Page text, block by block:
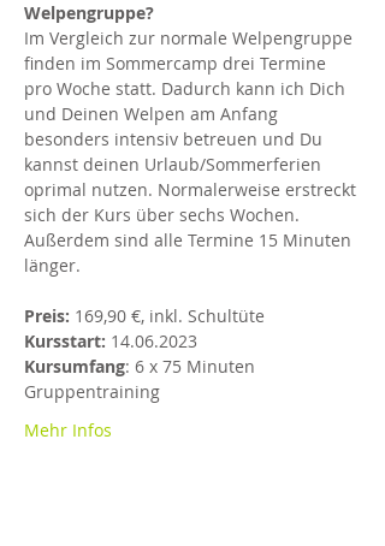
Welpengruppe?
Im Vergleich zur normale Welpengruppe
finden im Sommercamp drei Termine
pro Woche statt. Dadurch kann ich Dich
und Deinen Welpen am Anfang
besonders intensiv betreuen und Du
kannst deinen Urlaub/Sommerferien
oprimal nutzen. Normalerweise erstreckt
sich der Kurs über sechs Wochen.
Außerdem sind alle Termine 15 Minuten
länger.
Preis: 169,90 €, inkl. Schultüte
Kursstart: 14.06.2023
Kursumfang: 6 x 75 Minuten
Gruppentraining
Mehr Infos